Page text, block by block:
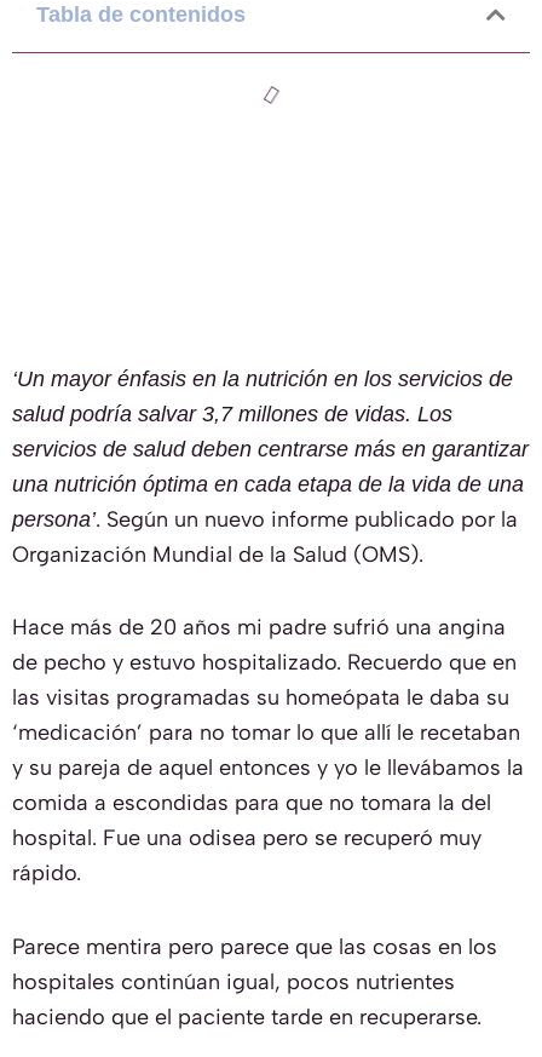
Tabla de contenidos
‘Un mayor énfasis en la nutrición en los servicios de
salud podría salvar 3,7 millones de vidas. Los
servicios de salud deben centrarse más en garantizar
una nutrición óptima en cada etapa de la vida de una
persona’. Según un nuevo informe publicado por la
Organización Mundial de la Salud (OMS).
Hace más de 20 años mi padre sufrió una angina
de pecho y estuvo hospitalizado. Recuerdo que en
las visitas programadas su homeópata le daba su
‘medicación’ para no tomar lo que allí le recetaban
y su pareja de aquel entonces y yo le llevábamos la
comida a escondidas para que no tomara la del
hospital. Fue una odisea pero se recuperó muy
rápido.
Parece mentira pero parece que las cosas en los
hospitales continúan igual, pocos nutrientes
haciendo que el paciente tarde en recuperarse.